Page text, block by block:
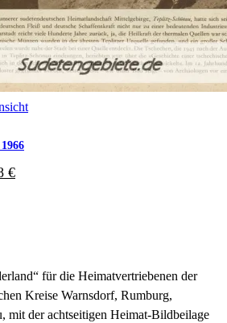
€Aktueller
für die Heimatvertriebenen der
Kreise Warnsdorf, Rumburg,
mit der achtseitigen Heimat-Bildbeilage